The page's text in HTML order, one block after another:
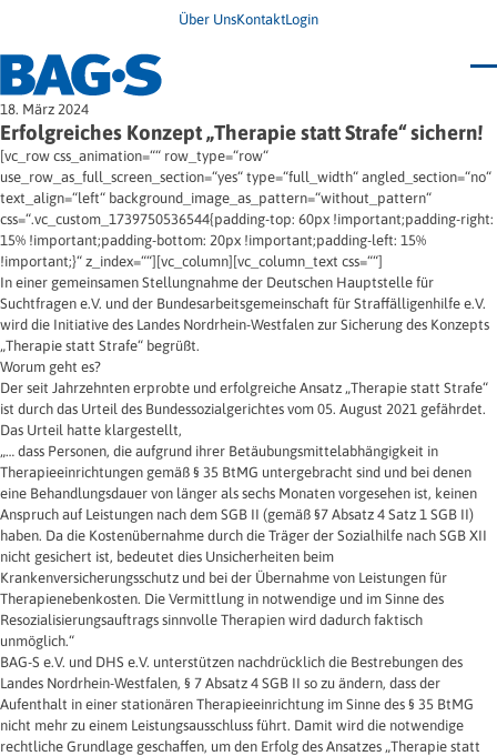
Über UnsKontaktLogin
Bundestagung 2026
Wo finde ich Hilfe?
News
Termine
Veröffentlichungen
Infodienst
Wegweiser
Jugendbroschüre
Impulse
Presse & Stellungnahmen
Newsletter
Unsere Themen
Angehörige
Ersatzfreiheitsstrafe
Freie Straffälligenhilfe
Gesundheit
Migration
Frauen
Wohnen
18. März 2024
Erfolgreiches Konzept „Therapie statt Strafe“ sichern!
[vc_row css_animation=““ row_type=“row“
use_row_as_full_screen_section=“yes“ type=“full_width“ angled_section=“no“
text_align=“left“ background_image_as_pattern=“without_pattern“
css=“.vc_custom_1739750536544{padding-top: 60px !important;padding-right:
15% !important;padding-bottom: 20px !important;padding-left: 15%
!important;}“ z_index=““][vc_column][vc_column_text css=““]
In einer gemeinsamen Stellungnahme der Deutschen Hauptstelle für
Suchtfragen e.V. und der Bundesarbeitsgemeinschaft für Straffälligenhilfe e.V.
wird die Initiative des Landes Nordrhein-Westfalen zur Sicherung des Konzepts
„Therapie statt Strafe“ begrüßt.
Worum geht es?
Der seit Jahrzehnten erprobte und erfolgreiche Ansatz „Therapie statt Strafe“
ist durch das Urteil des Bundessozialgerichtes vom 05. August 2021 gefährdet.
Das Urteil hatte klargestellt,
„… dass Personen, die aufgrund ihrer Betäubungsmittelabhängigkeit in
Therapieeinrichtungen gemäß § 35 BtMG untergebracht sind und bei denen
eine Behandlungsdauer von länger als sechs Monaten vorgesehen ist, keinen
Anspruch auf Leistungen nach dem SGB II (gemäß §7 Absatz 4 Satz 1 SGB II)
haben. Da die Kostenübernahme durch die Träger der Sozialhilfe nach SGB XII
nicht gesichert ist, bedeutet dies Unsicherheiten beim
Krankenversicherungsschutz und bei der Übernahme von Leistungen für
Therapienebenkosten. Die Vermittlung in notwendige und im Sinne des
Resozialisierungsauftrags sinnvolle Therapien wird dadurch faktisch
unmöglich.“
BAG-S e.V. und DHS e.V. unterstützen nachdrücklich die Bestrebungen des
Landes Nordrhein-Westfalen, § 7 Absatz 4 SGB II so zu ändern, dass der
Aufenthalt in einer stationären Therapieeinrichtung im Sinne des § 35 BtMG
nicht mehr zu einem Leistungsausschluss führt. Damit wird die notwendige
rechtliche Grundlage geschaffen, um den Erfolg des Ansatzes „Therapie statt